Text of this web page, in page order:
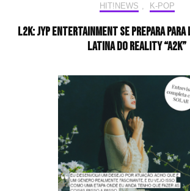
HIT!NEWS K-POP
L2K: JYP Entertainment se prepara
latina do reality “A2K”